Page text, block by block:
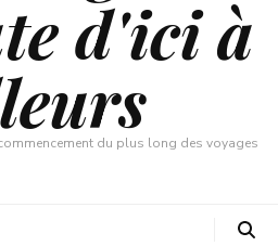
d'ici à
du plus long des voyages